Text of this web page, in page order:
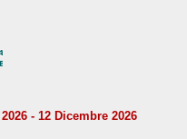
- 12 Dicembre 2026